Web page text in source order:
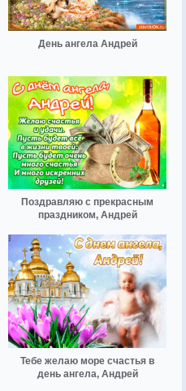
День ангела Андрей
Поздравляю с прекрасным
праздником, Андрей
Тебе желаю море счастья в
день ангела, Андрей